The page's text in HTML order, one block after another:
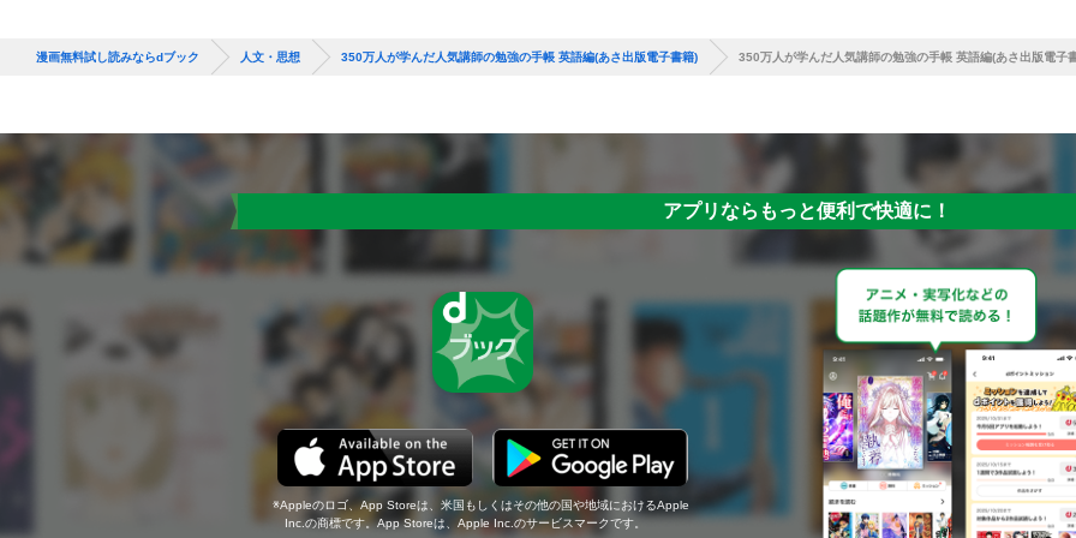
漫画無料試し読みならdブック 人文・思想 350万人が学んだ人気講師の勉強の手帳 英語編(あさ出版電子書籍) 350万人が学んだ人気講師の勉強の手帳 英語編(あさ出版電子
アプリならもっと便利で快適に！
Appleのロゴ、App Storeは、米国もしくはその他の国や地域におけるApple
Inc.の商標です。App Storeは、Apple Inc.のサービスマークです。